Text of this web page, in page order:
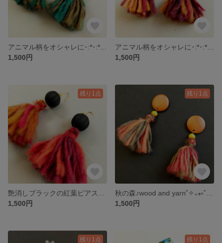
1,500円
1,500円
残り1点
1,500円
残り1点
1,500円
残り1点 残り1点